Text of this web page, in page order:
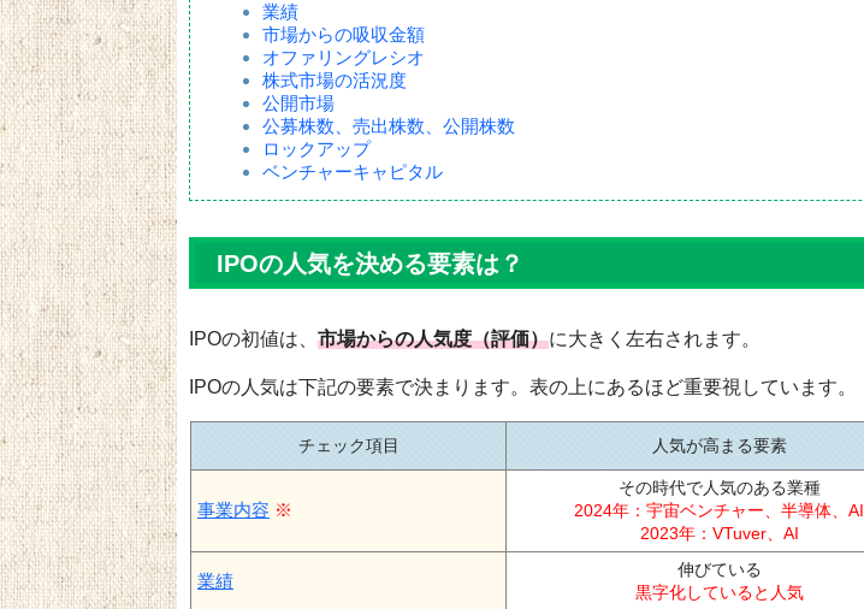
業績
市場からの吸収金額
オファリングレシオ
株式市場の活況度
公開市場
公募株数、売出株数、公開株数
ロックアップ
ベンチャーキャピタル
IPOの人気を決める要素は？
IPOの初値は、 市場からの人気度（評価）に大きく左右されます。
IPOの人気は下記の要素で決まります。表の上にあるほど重要視しています。
チェック項目 人気が高まる要素
事業内容 ※
その時代で人気のある業種
2024年：宇宙ベンチャー、半導体、AI
2023年：VTuver、AI
業績
伸びている
黒字化していると人気